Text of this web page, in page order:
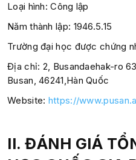
Loại hình: Công lập
Năm thành lập: 1946.5.15
Trường đại học được chứng
Địa chỉ: 2, Busandaehak-ro
Busan, 46241,Hàn Quốc
Website: https://
II. ĐÁNH GIÁ